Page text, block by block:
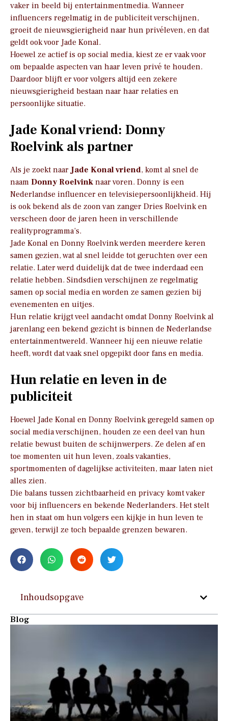
vaker in beeld bij entertainmentmedia. Wanneer
influencers regelmatig in de publiciteit verschijnen,
groeit de nieuwsgierigheid naar hun privéleven, en dat
geldt ook voor Jade Konal.
Hoewel ze actief is op social media, kiest ze er vaak voor
om bepaalde aspecten van haar leven privé te houden.
Daardoor blijft er voor volgers altijd een zekere
nieuwsgierigheid bestaan naar haar relaties en
persoonlijke situatie.
Jade Konal vriend: Donny
Roelvink als partner
Als je zoekt naarJade Konal vriend, komt al snel de
naam Donny Roelvink naar voren. Donny is een
Nederlandse influencer en televisiepersoonlijkheid. Hij
is ook bekend als de zoon van zanger Dries Roelvink en
verscheen door de jaren heen in verschillende
realityprogramma’s.
Jade Konal en Donny Roelvink werden meerdere keren
samen gezien, wat al snel leidde tot geruchten over een
relatie. Later werd duidelijk dat de twee inderdaad een
relatie hebben. Sindsdien verschijnen ze regelmatig
samen op social media en worden ze samen gezien bij
evenementen en uitjes.
Hun relatie krijgt veel aandacht omdat Donny Roelvink al
jarenlang een bekend gezicht is binnen de Nederlandse
entertainmentwereld. Wanneer hij een nieuwe relatie
heeft, wordt dat vaak snel opgepikt door fans en media.
Hun relatie en leven in de
publiciteit
Hoewel Jade Konal en Donny Roelvink geregeld samen op
social media verschijnen, houden ze een deel van hun
relatie bewust buiten de schijnwerpers. Ze delen af en
toe momenten uit hun leven, zoals vakanties,
sportmomenten of dagelijkse activiteiten, maar laten niet
alles zien.
Die balans tussen zichtbaarheid en privacy komt vaker
voor bij influencers en bekende Nederlanders. Het stelt
hen in staat om hun volgers een kijkje in hun leven te
geven, terwijl ze toch bepaalde grenzen bewaren.
Inhoudsopgave
Blog